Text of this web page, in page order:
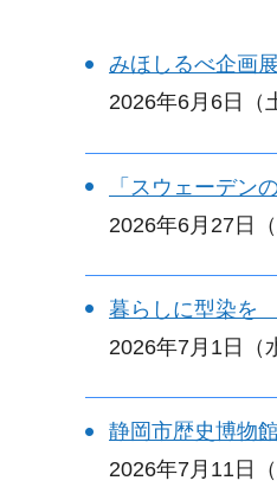
みほしるべ企画
2026年6月6日（
「スウェーデ
2026年6月27日
暮らしに型染を
2026年7月1日（
静岡市歴史博物
2026年7月11日